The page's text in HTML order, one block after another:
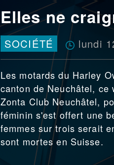
Elles ne
SOCIÉTÉ lundi
Les motards du Harley
canton de Neuchâtel, ce
Zonta Club Neuchâtel,
féminin s'est offert une
femmes sur trois serait
sont mortes en Suisse.